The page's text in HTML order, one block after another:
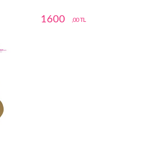
1600 ,00 TL